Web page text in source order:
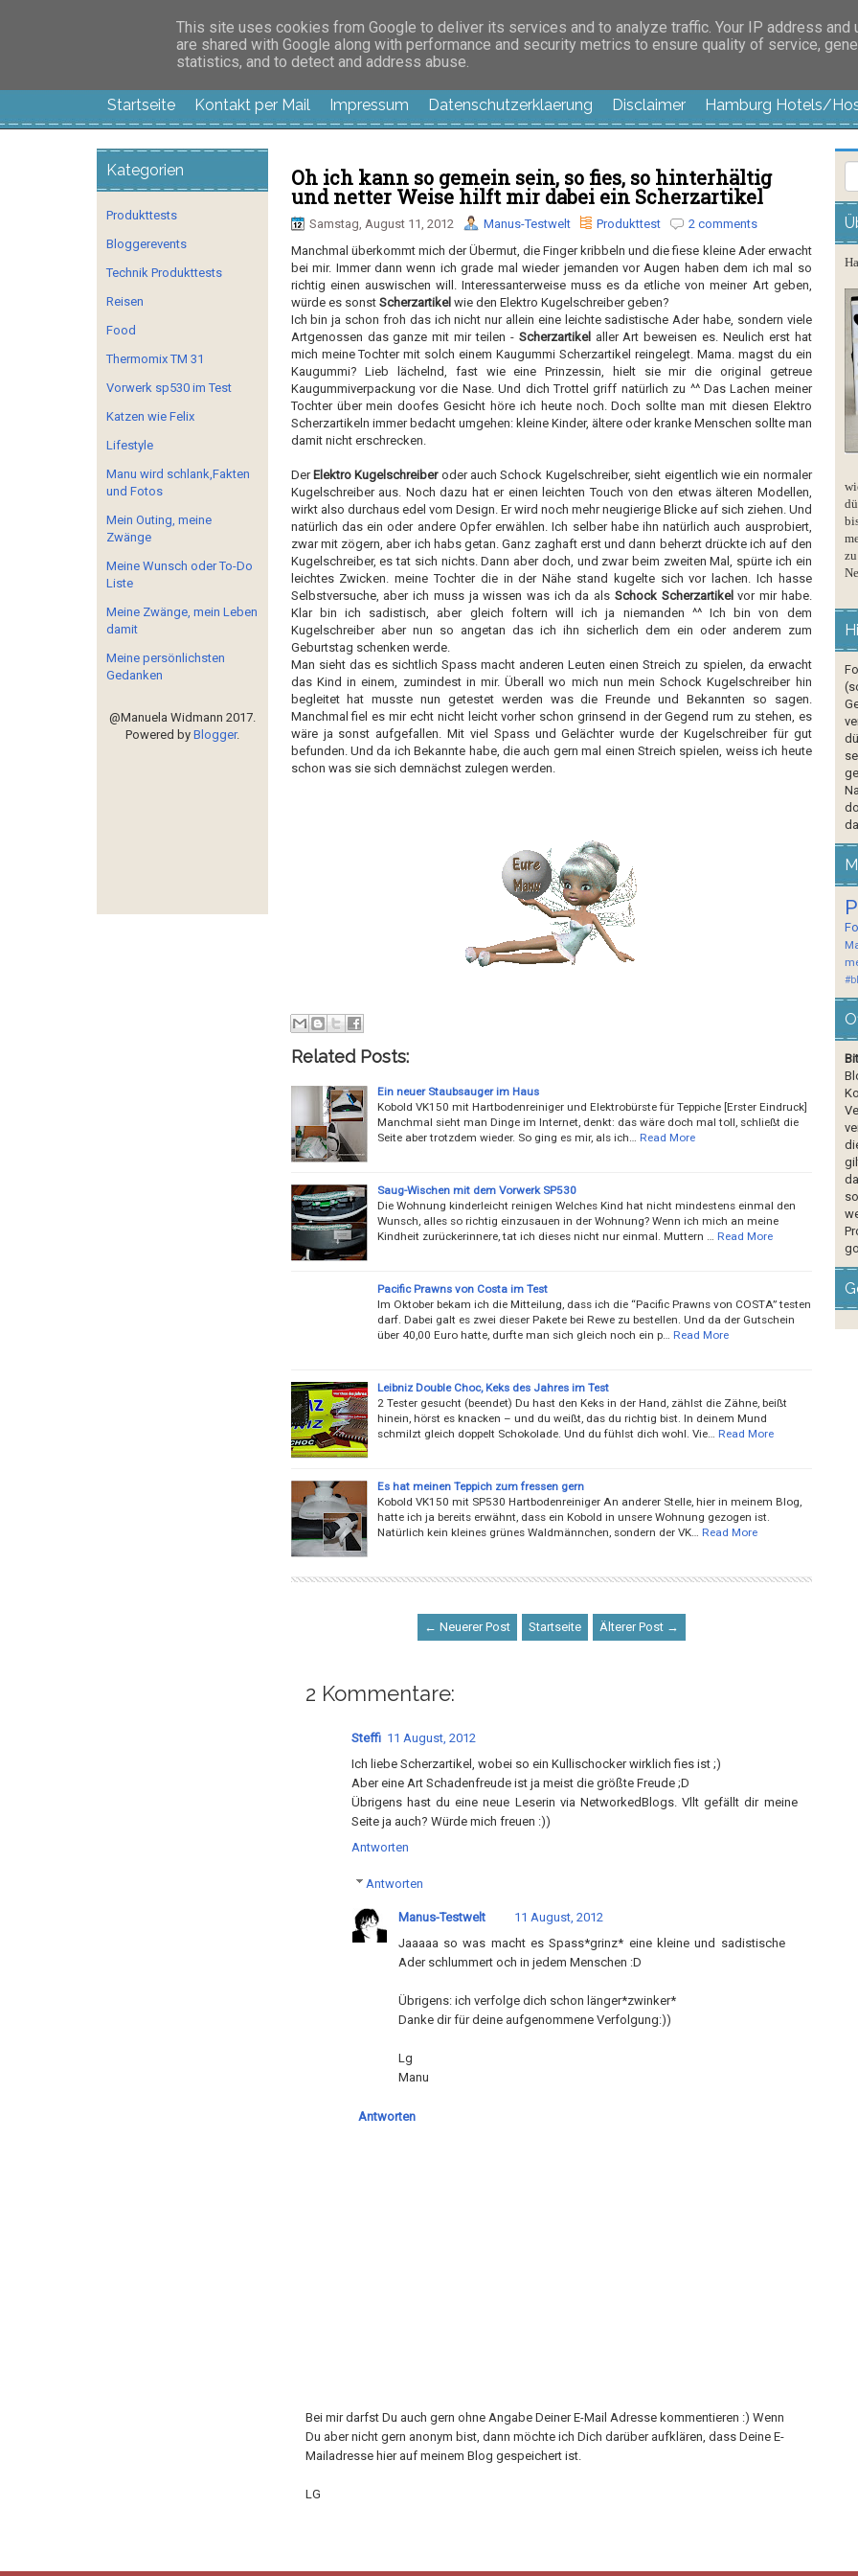
Manus Testwelt, alles außer langweilig
Startseite Kontakt per Mail Impressum Datenschutzerklaerung Disclaimer Hamburg Hotels/
Oh ich kann so gemein sein, so fies, so hinterhältig
und netter Weise hilft mir dabei ein Scherzartikel
Samstag, August 11, 2012 Manus-Testwelt Produkttest
2 comments
Manchmal überkommt mich der Übermut, die Finger kribbeln und die fiese kleine Ader erwacht
bei mir. Immer dann wenn ich grade mal wieder jemanden vor Augen haben dem ich mal so
richtig einen auswischen will. Interessanterweise muss es da etliche von meiner Art geben,
würde es sonst Scherzartikel wie den Elektro Kugelschreiber geben?
Ich bin ja schon froh das ich nicht nur allein eine leichte sadistische Ader habe, sondern viele
Artgenossen das ganze mit mir teilen - Scherzartikel aller Art beweisen es. Neulich erst hat
mich meine Tochter mit solch einem Kaugummi Scherzartikel reingelegt. Mama. magst du ein
Kaugummi? Lieb lächelnd, fast wie eine Prinzessin, hielt sie mir die original getreue
Kaugummiverpackung vor die Nase. Und dich Trottel griff natürlich zu ^^ Das Lachen meiner
Tochter über mein doofes Gesicht höre ich heute noch. Doch sollte man mit diesen Elektro
Scherzartikeln immer bedacht umgehen: kleine Kinder, ältere oder kranke Menschen sollte man
damit nicht erschrecken.
Der Elektro Kugelschreiberoder auch Schock Kugelschreiber, sieht eigentlich wie ein normaler
Kugelschreiber aus. Noch dazu hat er einen leichten Touch von den etwas älteren Modellen,
wirkt also durchaus edel vom Design. Er wird noch mehr neugierige Blicke auf sich ziehen. Und
natürlich das ein oder andere Opfer erwählen. Ich selber habe ihn natürlich auch ausprobiert,
zwar mit zögern, aber ich habs getan. Ganz zaghaft erst und dann beherzt drückte ich auf den
Kugelschreiber, es tat sich nichts. Dann aber doch, und zwar beim zweiten Mal, spürte ich ein
leichtes Zwicken. meine Tochter die in der Nähe stand kugelte sich vor lachen. Ich hasse
Selbstversuche, aber ich muss ja wissen was ich da als Schock Scherzartikel vor mir habe.
Klar bin ich sadistisch, aber gleich foltern will ich ja niemanden ^^ Ich bin von dem
Kugelschreiber aber nun so angetan das ich ihn sicherlich dem ein oder anderem zum
Geburtstag schenken werde.
Man sieht das es sichtlich Spass macht anderen Leuten einen Streich zu spielen, da erwacht
das Kind in einem, zumindest in mir. Überall wo mich nun mein Schock Kugelschreiber hin
begleitet hat musste nun getestet werden was die Freunde und Bekannten so sagen.
Manchmal fiel es mir echt nicht leicht vorher schon grinsend in der Gegend rum zu stehen, es
wäre ja sonst aufgefallen. Mit viel Spass und Gelächter wurde der Kugelschreiber für gut
befunden. Und da ich Bekannte habe, die auch gern mal einen Streich spielen, weiss ich heute
schon was sie sich demnächst zulegen werden.
Related Posts:
Ein neuer Staubsauger im Haus
Kobold VK150 mit Hartbodenreiniger und Elektrobürste für Teppiche [Erster Eindruck]
Manchmal sieht man Dinge im Internet, denkt: das wäre doch mal toll, schließt die
Seite aber trotzdem wieder. So ging es mir, als ich…
Read More
Saug-Wischen mit dem Vorwerk SP530
Die Wohnung kinderleicht reinigen Welches Kind hat nicht mindestens einmal den
Wunsch, alles so richtig einzusauen in der Wohnung? Wenn ich mich an meine
Kindheit zurückerinnere, tat ich dieses nicht nur einmal. Muttern …
Read More
Pacific Prawns von Costa im Test
Im Oktober bekam ich die Mitteilung, dass ich die “Pacific Prawns von COSTA” testen
darf. Dabei galt es zwei dieser Pakete bei Rewe zu bestellen. Und da der Gutschein
über 40,00 Euro hatte, durfte man sich gleich noch ein p…
Read More
Leibniz Double Choc, Keks des Jahres im Test
2 Tester gesucht (beendet) Du hast den Keks in der Hand, zählst die Zähne, beißt
hinein, hörst es knacken – und du weißt, das du richtig bist. In deinem Mund
schmilzt gleich doppelt Schokolade. Und du fühlst dich wohl. Vie…
Read More
Es hat meinen Teppich zum fressen gern
Kobold VK150 mit SP530 Hartbodenreiniger An anderer Stelle, hier in meinem Blog,
hatte ich ja bereits erwähnt, dass ein Kobold in unsere Wohnung gezogen ist.
Natürlich kein kleines grünes Waldmännchen, sondern der VK…
Read More
← Neuerer Post Startseite Älterer Post →
2 Kommentare:
Steffi 11 August, 2012
Ich liebe Scherzartikel, wobei so ein Kullischocker wirklich fies ist ;)
Aber eine Art Schadenfreude ist ja meist die größte Freude ;D
Übrigens hast du eine neue Leserin via NetworkedBlogs. Vllt gefällt dir meine
Seite ja auch? Würde mich freuen :))
Antworten
Antworten
Manus-Testwelt
11 August, 2012
Jaaaaa so was macht es Spass*grinz* eine kleine und sadistische
Ader schlummert och in jedem Menschen :D
Übrigens: ich verfolge dich schon länger*zwinker*
Danke dir für deine aufgenommene Verfolgung:))
Lg
Manu
Antworten
Bei mir darfst Du auch gern ohne Angabe Deiner E-Mail Adresse kommentieren :) Wenn
Du aber nicht gern anonym bist, dann möchte ich Dich darüber aufklären, dass Deine E-
Mailadresse hier auf meinem Blog gespeichert ist.
LG
Kategorien
Produkttests
Bloggerevents
Technik Produkttests
Reisen
Food
Thermomix TM 31
Vorwerk sp530 im Test
Katzen wie Felix
Lifestyle
Manu wird schlank,Fakten
und Fotos
Mein Outing, meine
Zwänge
Meine Wunsch oder To-Do
Liste
Meine Zwänge, mein Leben
damit
Meine persönlichsten
Gedanken
@Manuela Widmann 2017.
Powered by Blogger.
This site uses cookies from Google to deliver its services and to analyze traffic. Your IP address and
are shared with Google along with performance and security metrics to ensure quality of service,
statistics, and to detect and address abuse.